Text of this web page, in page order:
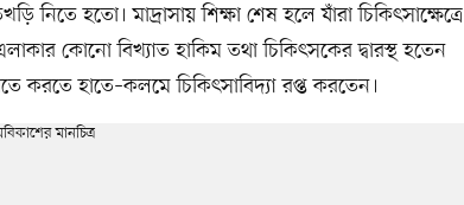
নিতে হতো। মাদ্রাসায় শিক্ষা শেষ হলে যাঁরা চিকিৎসাক্ষেত্রে
কোনো বিখ্যাত হাকিম তথা চিকিৎসকের দ্বারস্থ হতেন
করতে হাতে–কলমে চিকিৎসাবিদ্যা রপ্ত করতেন।